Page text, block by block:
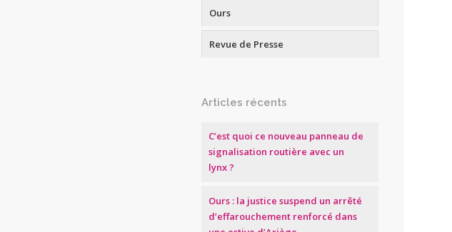
Ours
Revue de Presse
Articles récents
C’est quoi ce nouveau panneau de
signalisation routière avec un
lynx ?
Ours : la justice suspend un arrêté
d’effarouchement renforcé dans